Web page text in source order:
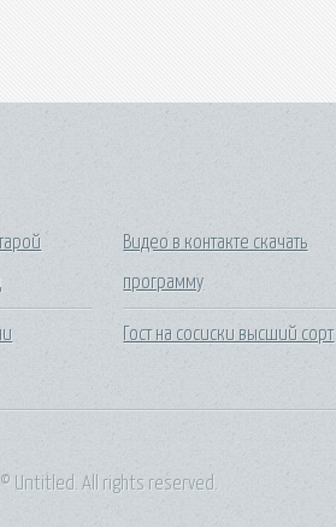
Видео в контакте скачать
программу
Гост на сосиски высший сорт
© Untitled. All rights reserved.